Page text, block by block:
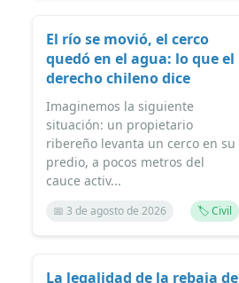
El río se movió, el cerco
quedó en el agua: lo que el
derecho chileno dice
Imaginemos la siguiente
situación: un propietario
ribereño levanta un cerco en su
predio, a pocos metros del
cauce activ...
📅 3 de agosto de 2026 🏷️ Civil
La legalidad de la rebaja de